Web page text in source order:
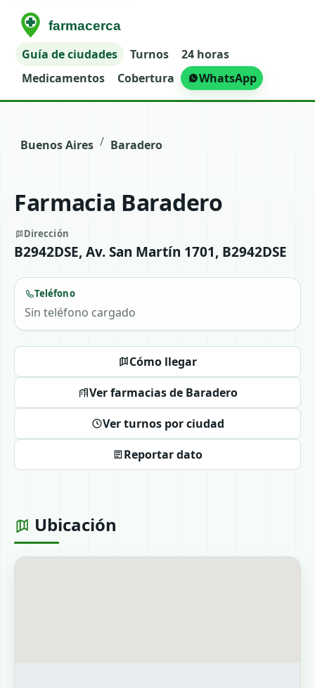
Guía de ciudades Turnos
24 horas
Medicamentos
Cobertura WhatsApp
Buenos Aires / Baradero
Farmacia Baradero
Dirección
B2942DSE, Av. San Martín 1701, B2942DSE
Teléfono
Sin teléfono cargado
Cómo llegar
Ver farmacias de Baradero
Ver turnos por ciudad
Reportar dato
Ubicación